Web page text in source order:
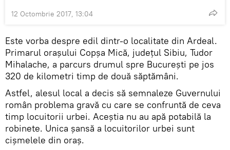
12 Octombrie 2017, 13:04
Este vorba despre edil dintr-o localitate din Ardeal.
Primarul orașului Copșa Mică, județul Sibiu, Tudor
Mihalache, a parcurs drumul spre București pe jos
320 de kilometri timp de două săptămâni.
Astfel, alesul local a decis să semnaleze Guvernului
român problema gravă cu care se confruntă de ceva
timp locuitorii urbei. Aceștia nu au apă potabilă la
robinete. Unica șansă a locuitorilor urbei sunt
cișmelele din oraș.